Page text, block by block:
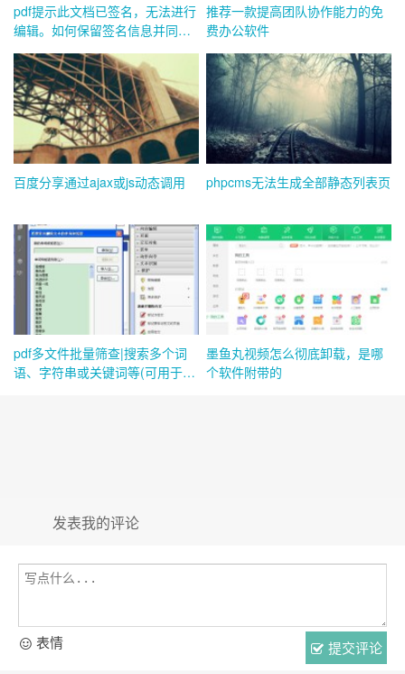
pdf提示此文档已签名，无法进行
编辑。如何保留签名信息并同时
推荐一款提高团队协作能力的免
费办公软件
百度分享通过ajax或js动态调用 phpcms无法生成全部静态列表页
pdf多文件批量筛查|搜索多个词
语、字符串或关键词等(可用于查
墨鱼丸视频怎么彻底卸载，是哪
个软件附带的
发表我的评论
提交评论
表情